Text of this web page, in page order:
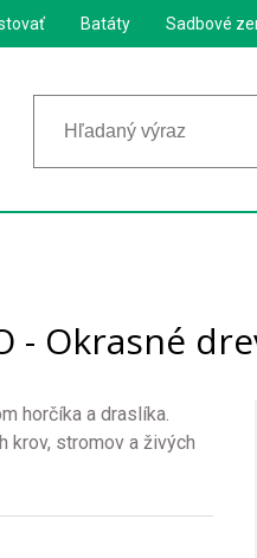
Batáty Sadbové
- Okrasné
horčíka a draslíka.
krov, stromov a živých